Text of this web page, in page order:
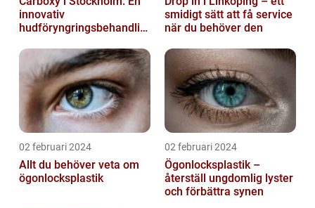
innovativ
hudföryngringsbehandlin
smidigt sätt att få service
när du behöver den
02 februari 2024
Allt du behöver veta om
ögonlocksplastik
02 februari 2024
Ögonlocksplastik –
återställ ungdomlig lyster
och förbättra synen